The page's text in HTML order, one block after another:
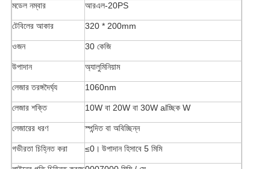
মডেল নম্বার আরএল-20PS
টেবিলের আকার 320 * 200mm
ওজন 30 কেজি
উপাদান অ্যালুমিনিয়াম
লেজার তরঙ্গদৈর্ঘ্য 1060nm
লেজার শক্তি 10W বা 20W বা 30W alচ্ছিক W
লেজারের ধরণ স্পন্দিত বা অবিচ্ছিন্ন
গভীরতা চিহ্নিত করা ≤0। উপাদান হিসাবে 5 মিমি